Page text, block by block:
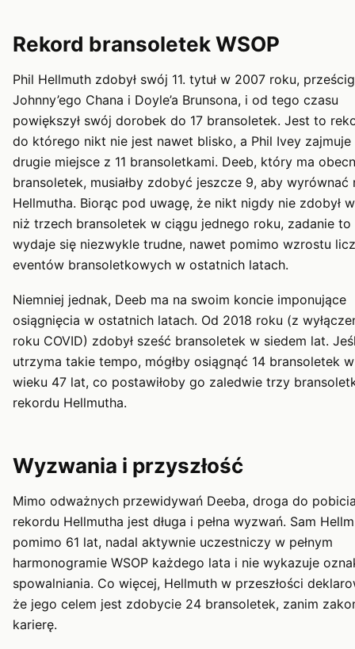
Rekord bransoletek WSOP
Phil Hellmuth zdobył swój 11. tytuł w 2007 roku,
Johnny’ego Chana i Doyle’a Brunsona, i od tego czasu
powiększył swój dorobek do 17 bransoletek. Jest to
do którego nikt nie jest nawet blisko, a Phil Ivey zajmuje
drugie miejsce z 11 bransoletkami. Deeb, który ma
bransoletek, musiałby zdobyć jeszcze 9, aby wyrównać
Hellmutha. Biorąc pod uwagę, że nikt nigdy nie zdobył
niż trzech bransoletek w ciągu jednego roku, zadanie to
wydaje się niezwykle trudne, nawet pomimo wzrostu
eventów bransoletkowych w ostatnich latach.
Niemniej jednak, Deeb ma na swoim koncie imponujące
osiągnięcia w ostatnich latach. Od 2018 roku (z
roku COVID) zdobył sześć bransoletek w siedem lat.
utrzyma takie tempo, mógłby osiągnąć 14 bransoletek w
wieku 47 lat, co postawiłoby go zaledwie trzy
rekordu Hellmutha.
Wyzwania i przyszłość
Mimo odważnych przewidywań Deeba, droga do
rekordu Hellmutha jest długa i pełna wyzwań. Sam
pomimo 61 lat, nadal aktywnie uczestniczy w pełnym
harmonogramie WSOP każdego lata i nie wykazuje
spowalniania. Co więcej, Hellmuth w przeszłości
że jego celem jest zdobycie 24 bransoletek, zanim
karierę.